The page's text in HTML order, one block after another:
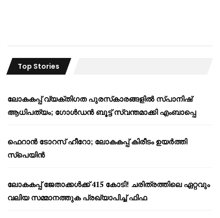
Top Stories
ലോകകപ്പ് വ്യക്തിഗത പുരസ്‌കാരങ്ങളിൽ സ്പാനിഷ്
ആധിപത്യം; ഗോൾഡൻ ബൂട്ട് സ്വന്തമാക്കി എംബാപ്പെ
ഫെറാൻ ടോറസ് ഹീറോ; ലോകകപ്പ് കിരീടം ഉയർത്തി
സ്പെയിൻ
ലോകകപ്പ് ജേതാക്കൾക്ക് 415 കോടി! ചരിത്രത്തിലെ ഏറ്റവും
വലിയ സമ്മാനത്തുക പ്രഖ്യാപിച്ച് ഫിഫ